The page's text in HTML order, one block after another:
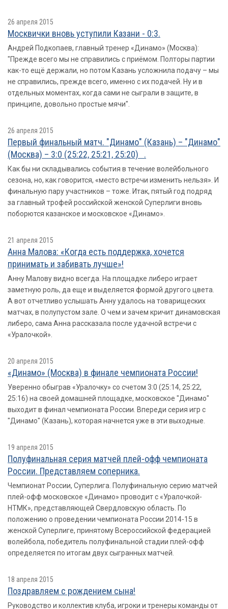
26 апреля 2015
Москвички вновь уступили Казани - 0:3.
Андрей Подкопаев, главный тренер «Динамо» (Москва):
"Прежде всего мы не справились с приёмом. Полторы партии
как-то ещё держали, но потом Казань усложнила подачу – мы
не справились, прежде всего, именно с их подачей. Ну и в
отдельных моментах, когда сами не сыграли в защите, в
принципе, довольно простые мячи".
26 апреля 2015
Первый финальный матч. "Динамо" (Казань) – "Динамо"
(Москва) – 3:0 (25:22, 25:21, 25:20) .
Как бы ни складывались события в течение волейбольного
сезона, но, как говорится, «место встречи изменить нельзя». И
финальную пару участников – тоже. Итак, пятый год подряд
за главный трофей российской женской Суперлиги вновь
поборются казанское и московское «Динамо».
21 апреля 2015
Анна Малова: «Когда есть поддержка, хочется
принимать и забивать лучше»!
Анну Малову видно всегда. На площадке либеро играет
заметную роль, да еще и выделяется формой другого цвета.
А вот отчетливо услышать Анну удалось на товарищеских
матчах, в полупустом зале. О чем и зачем кричит динамовская
либеро, сама Анна рассказала после удачной встречи с
«Уралочкой».
20 апреля 2015
«Динамо» (Москва) в финале чемпионата России!
Уверенно обыграв «Уралочку» со счетом 3:0 (25:14, 25:22,
25:16) на своей домашней площадке, московское "Динамо"
выходит в финал чемпионата России. Впереди серия игр с
"Динамо" (Казань), которая начнется уже в эти выходные.
19 апреля 2015
Полуфинальная серия матчей плей-офф чемпионата
России. Представляем соперника.
Чемпионат России, Суперлига. Полуфинальную серию матчей
плей-офф московское «Динамо» проводит с «Уралочкой-
НТМК», представляющей Свердловскую область. По
положению о проведении чемпионата России 2014-15 в
женской Суперлиге, принятому Всероссийской федерацией
волейбола, победитель полуфинальной стадии плей-офф
определяется по итогам двух сыгранных матчей.
18 апреля 2015
Поздравляем с рождением сына!
Руководство и коллектив клуба, игроки и тренеры команды от